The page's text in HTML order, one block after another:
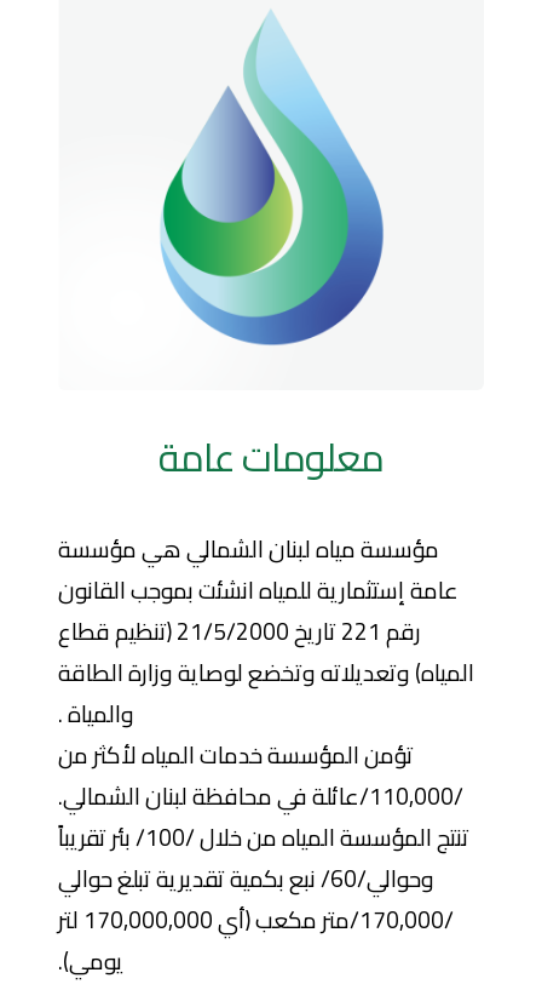
معلومات عامة
مؤسسة مياه لبنان الشمالي هي مؤسسة
عامة إستثمارية للمياه انشئت بموجب القانون
رقم 221 تاريخ 21/5/2000 (تنظيم قطاع
المياه) وتعديلاته وتخضع لوصاية وزارة الطاقة
والمياة .
تؤمن المؤسسة خدمات المياه لأكثر من
/110,000/عائلة في محافظة لبنان الشمالي.
تنتج المؤسسة المياه من خلال /100/ بئر تقريباً
وحوالي/60/ نبع بكمية تقديرية تبلغ حوالي
/170,000/متر مكعب (أي 170,000,000 لتر
يومي).